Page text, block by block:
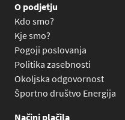
O podjetju
Kdo smo?
Kje smo?
Pogoji poslovanja
Politika zasebnosti
Okoljska odgovornost
Športno društvo Energija
Načini plačila